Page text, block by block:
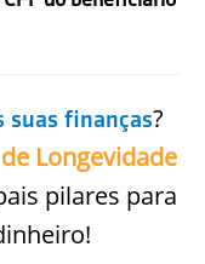
suas finanças?
Longevidade
pilares para